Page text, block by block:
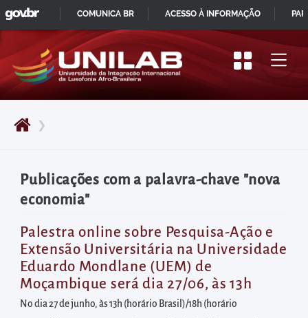
Pular
para
início
do
principal
Acessar
diretamente
o
menu
principal
Acessar
diretamente
❯
Publicações com a palavra-chave "nova
economia"
Palestra online sobre Pesquisa-Ação e
Extensão Universitária na Universidade
Eduardo Mondlane (UEM) de
Moçambique será dia 27/06, às 13h
No dia 27 de junho, às 13h (horário Brasil)/18h (horário
IR
PARA
CONTEÚDO
GOVBR
COMUNICA BR ACESSO À INFORMAÇÃO